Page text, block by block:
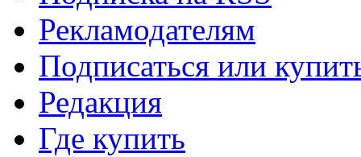
Рекламодателям
Подписаться или
Редакция
Где купить